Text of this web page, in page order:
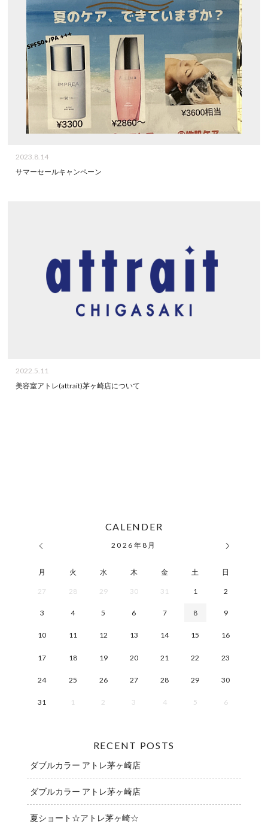
2023.8.14
サマーセールキャンペーン
2022.5.11
美容室アトレ(attrait)茅ヶ崎店について
CALENDER
2026 年 8月
月 火 水 木 金 土 日
27 28 29 30 31 1 2
3 4 5 6 7 8 9
10 11 12 13 14 15 16
17 18 19 20 21 22 23
24 25 26 27 28 29 30
31 1 2 3 4 5 6
RECENT POSTS
ダブルカラー アトレ茅ヶ崎店
ダブルカラー アトレ茅ヶ崎店
夏ショート☆アトレ茅ヶ崎☆